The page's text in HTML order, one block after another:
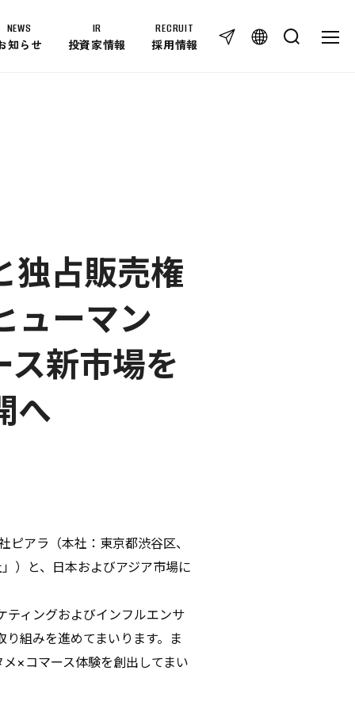
株式情報
RECRUIT
CONTACT
AD POLICY
NEWS
知らせ
IR
投資家情報
RECRUIT
採用情報
独占販売権
ューマン
新市場を
へ
アラ（本社：東京都渋谷区、
）と、日本およびアジア市場に
ィングおよびインフルエンサ
組みを進めてまいります。ま
×コマース体験を創出してまい